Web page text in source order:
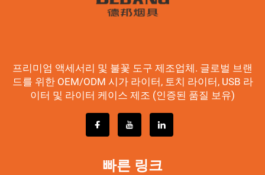
프리미엄 액세서리 및 불꽃 도구 제조업체. 글로벌 브랜
드를 위한 OEM/ODM 시가 라이터, 토치 라이터, USB 라
이터 및 라이터 케이스 제조 (인증된 품질 보유)
빠른 링크